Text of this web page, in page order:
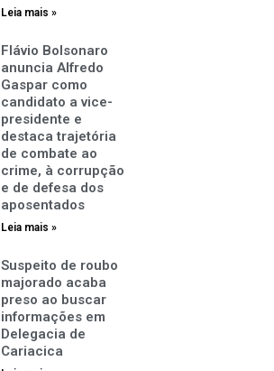
Leia mais »
Flávio Bolsonaro
anuncia Alfredo
Gaspar como
candidato a vice-
presidente e
destaca trajetória
de combate ao
crime, à corrupção
e de defesa dos
aposentados
Leia mais »
Suspeito de roubo
majorado acaba
preso ao buscar
informações em
Delegacia de
Cariacica